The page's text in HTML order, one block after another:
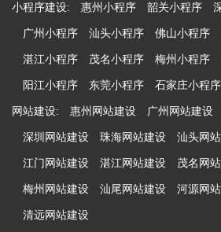
小程序建设: 惠州小程序 韶关小程序
广州小程序 汕头小程序 佛山小程序
湛江小程序 茂名小程序 梅州小程序
阳江小程序 东莞小程序 石家庄小程序
网站建设: 惠州网站建设 广州网站建设
深圳网站建设 珠海网站建设 汕头网
江门网站建设 湛江网站建设 茂名网
梅州网站建设 汕尾网站建设 河源网
清远网站建设